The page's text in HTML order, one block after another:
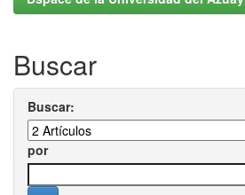
Buscar
Buscar:
por